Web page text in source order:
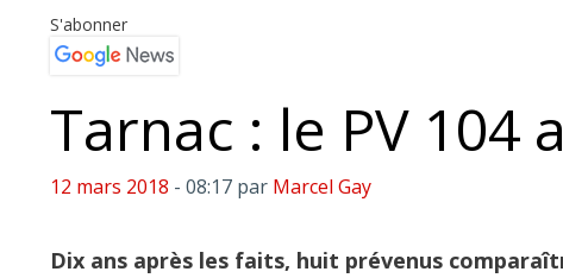
S'abonner
Tarnac : le PV 104
12 mars 2018 - 08:17 par Marcel Gay
Dix ans après les faits, huit prévenus